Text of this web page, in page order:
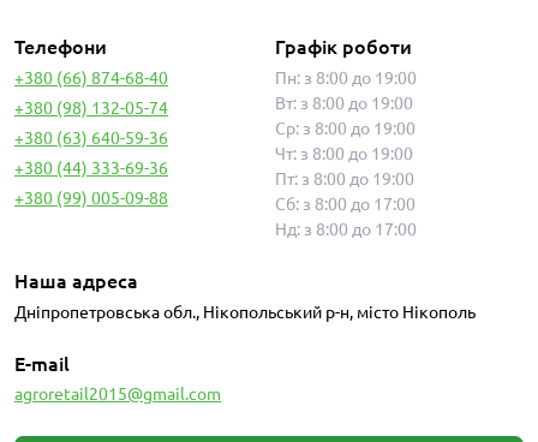
Телефони
+380 (66) 874-68-40
+380 (98) 132-05-74
+380 (63) 640-59-36
+380 (44) 333-69-36
+380 (99) 005-09-88
Графік роботи
Пн: з 8:00 до 19:00
Вт: з 8:00 до 19:00
Ср: з 8:00 до 19:00
Чт: з 8:00 до 19:00
Пт: з 8:00 до 19:00
Сб: з 8:00 до 17:00
Нд: з 8:00 до 17:00
Наша адреса
Дніпропетровська обл., Нікопольський р-н, місто Нікополь
E-mail
agroretail2015@gmail.com